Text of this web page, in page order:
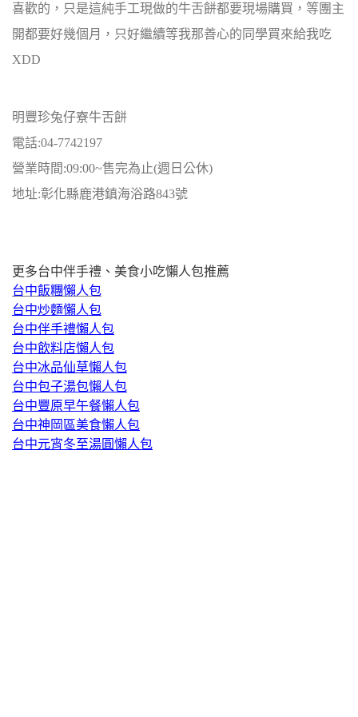
喜歡的，只是這純手工現做的牛舌餅都要現場購買，等團主
開都要好幾個月，只好繼續等我那善心的同學買來給我吃
XDD
明豐珍兔仔寮牛舌餅
電話:04-7742197
營業時間:09:00~售完為止(週日公休)
地址:彰化縣鹿港鎮海浴路843號
更多台中伴手禮、美食小吃懶人包推薦
台中飯糰懶人包
台中炒麵懶人包
台中伴手禮懶人包
台中飲料店懶人包
台中冰品仙草懶人包
台中包子湯包懶人包
台中豐原早午餐懶人包
台中神岡區美食懶人包
台中元宵冬至湯圓懶人包